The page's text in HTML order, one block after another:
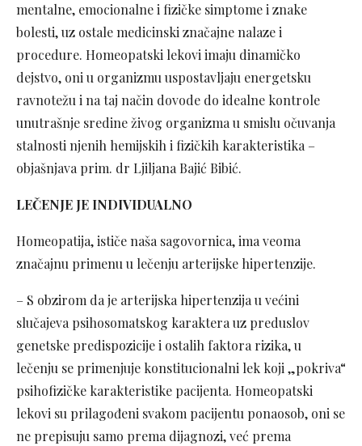
mentalne, emocionalne i fizičke simptome i znake
bolesti, uz ostale medicinski značajne nalaze i
procedure. Homeopatski lekovi imaju dinamičko
dejstvo, oni u organizmu uspostavljaju energetsku
ravnotežu i na taj način dovode do idealne kontrole
unutrašnje sredine živog organizma u smislu očuvanja
stalnosti njenih hemijskih i fizičkih karakteristika –
objašnjava prim. dr Ljiljana Bajić Bibić.
LEČENJE JE INDIVIDUALNO
Homeopatija, ističe naša sagovornica, ima veoma
značajnu primenu u lečenju arterijske hipertenzije.
– S obzirom da je arterijska hipertenzija u većini
slučajeva psihosomatskog karaktera uz preduslov
genetske predispozicije i ostalih faktora rizika, u
lečenju se primenjuje konstitucionalni lek koji „pokriva“
psihofizičke karakteristike pacijenta. Homeopatski
lekovi su prilagođeni svakom pacijentu ponaosob, oni se
ne prepisuju samo prema dijagnozi, već prema